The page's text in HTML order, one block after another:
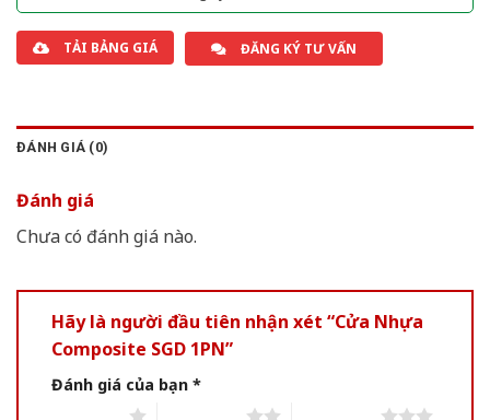
TẢI BẢNG GIÁ ĐĂNG KÝ TƯ VẤN
ĐÁNH GIÁ (0)
Đánh giá
Chưa có đánh giá nào.
Hãy là người đầu tiên nhận xét “Cửa Nhựa
Composite SGD 1PN”
Đánh giá của bạn *